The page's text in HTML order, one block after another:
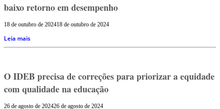
baixo retorno em desempenho
18 de outubro de 202418 de outubro de 2024
Leia mais
O IDEB precisa de correções para priorizar a equidade
com qualidade na educação
26 de agosto de 202426 de agosto de 2024